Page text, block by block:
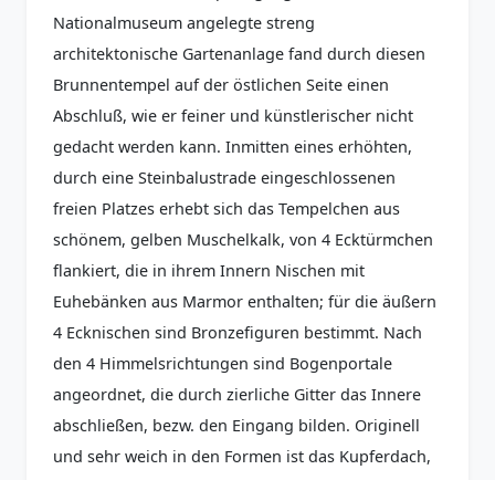
Nationalmuseum angelegte streng
architektonische Gartenanlage fand durch diesen
Brunnentempel auf der östlichen Seite einen
Abschluß, wie er feiner und künstlerischer nicht
gedacht werden kann. Inmitten eines erhöhten,
durch eine Steinbalustrade eingeschlossenen
freien Platzes erhebt sich das Tempelchen aus
schönem, gelben Muschelkalk, von 4 Ecktürmchen
flankiert, die in ihrem Innern Nischen mit
Euhebänken aus Marmor enthalten; für die äußern
4 Ecknischen sind Bronzefiguren bestimmt. Nach
den 4 Himmelsrichtungen sind Bogenportale
angeordnet, die durch zierliche Gitter das Innere
abschließen, bezw. den Eingang bilden. Originell
und sehr weich in den Formen ist das Kupferdach,